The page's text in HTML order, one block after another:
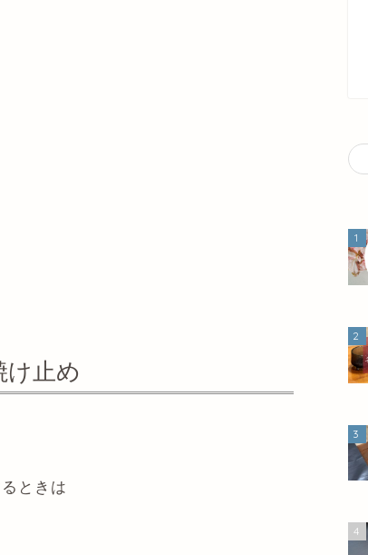
止め
ときは
1
2
3
4